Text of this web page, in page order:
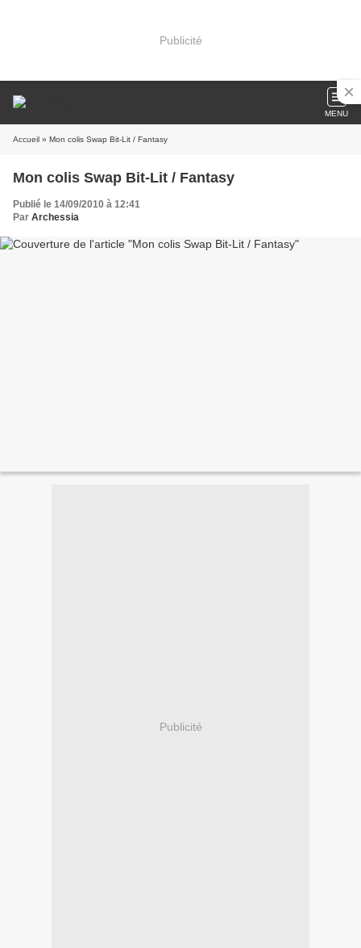
Publicité
MENU
Accueil » Mon colis Swap Bit-Lit / Fantasy
Mon colis Swap Bit-Lit / Fantasy
Publié le 14/09/2010 à 12:41
Par Archessia
Publicité